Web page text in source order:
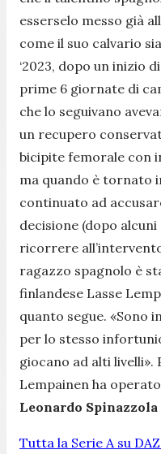
esserselo messo già
come il suo calvario
‘2023, dopo un inizio
prime 6 giornate di
che lo seguivano
un recupero
bicipite femorale con
ma quando è tornato
continuato ad
decisione (dopo
ricorrere
ragazzo spagnolo è
finlandese Lasse
quanto segue. «Sono
per lo stesso
giocano ad alti livelli».
Lempainen ha
Leonardo Spinazzola
Tutta la Serie A su